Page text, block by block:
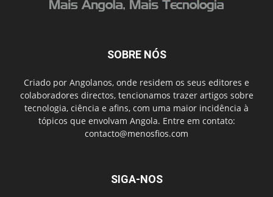
SOBRE NÓS
Criado por Angolanos, onde residem os seus editores e
colaboradores directos, tencionamos trazer artigos sobre
tecnologia, ciência e afins, com uma maior incidência à
tópicos que envolvam Angola. Entre em contato:
contacto@menosfios.com
SIGA-NOS